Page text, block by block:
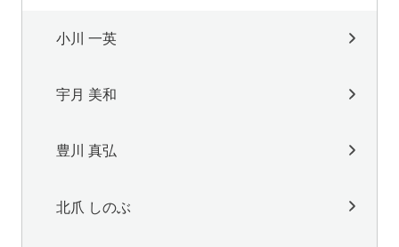
小川 一英
宇月 美和
豊川 真弘
北爪 しのぶ